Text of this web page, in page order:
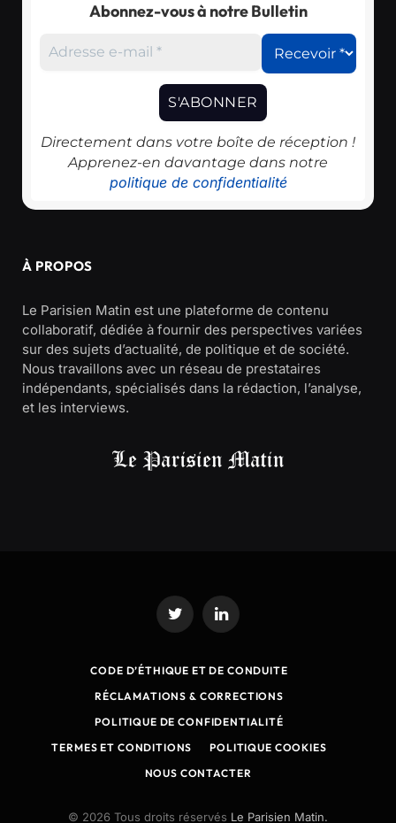
Abonnez-vous à notre Bulletin
Directement dans votre boîte de réception !
Apprenez-en davantage dans notre
politique de confidentialité
À PROPOS
Le Parisien Matin est une plateforme de contenu
collaboratif, dédiée à fournir des perspectives variées
sur des sujets d’actualité, de politique et de société.
Nous travaillons avec un réseau de prestataires
indépendants, spécialisés dans la rédaction, l’analyse,
et les interviews.
Twitter LinkedIn
CODE D’ÉTHIQUE ET DE CONDUITE
RÉCLAMATIONS & CORRECTIONS
POLITIQUE DE CONFIDENTIALITÉ
TERMES ET CONDITIONS
POLITIQUE COOKIES
NOUS CONTACTER
© 2026 Tous droits réservés Le Parisien Matin.